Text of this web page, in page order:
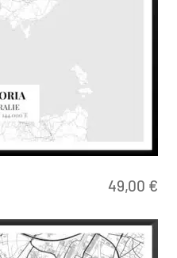
49,00 €